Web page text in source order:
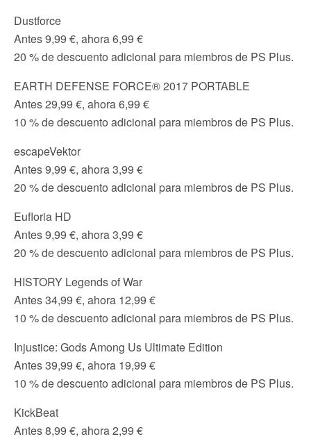
Dustforce
Antes 9,99 €, ahora 6,99 €
20 % de descuento adicional para miembros de PS Plus.
EARTH DEFENSE FORCE® 2017 PORTABLE
Antes 29,99 €, ahora 6,99 €
10 % de descuento adicional para miembros de PS Plus.
escapeVektor
Antes 9,99 €, ahora 3,99 €
20 % de descuento adicional para miembros de PS Plus.
Eufloria HD
Antes 9,99 €, ahora 3,99 €
20 % de descuento adicional para miembros de PS Plus.
HISTORY Legends of War
Antes 34,99 €, ahora 12,99 €
10 % de descuento adicional para miembros de PS Plus.
Injustice: Gods Among Us Ultimate Edition
Antes 39,99 €, ahora 19,99 €
10 % de descuento adicional para miembros de PS Plus.
KickBeat
Antes 8,99 €, ahora 2,99 €